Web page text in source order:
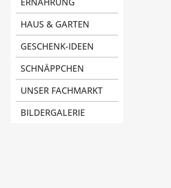
HAUS & GARTEN
GESCHENK-IDEEN
SCHNÄPPCHEN
UNSER FACHMARKT
BILDERGALERIE